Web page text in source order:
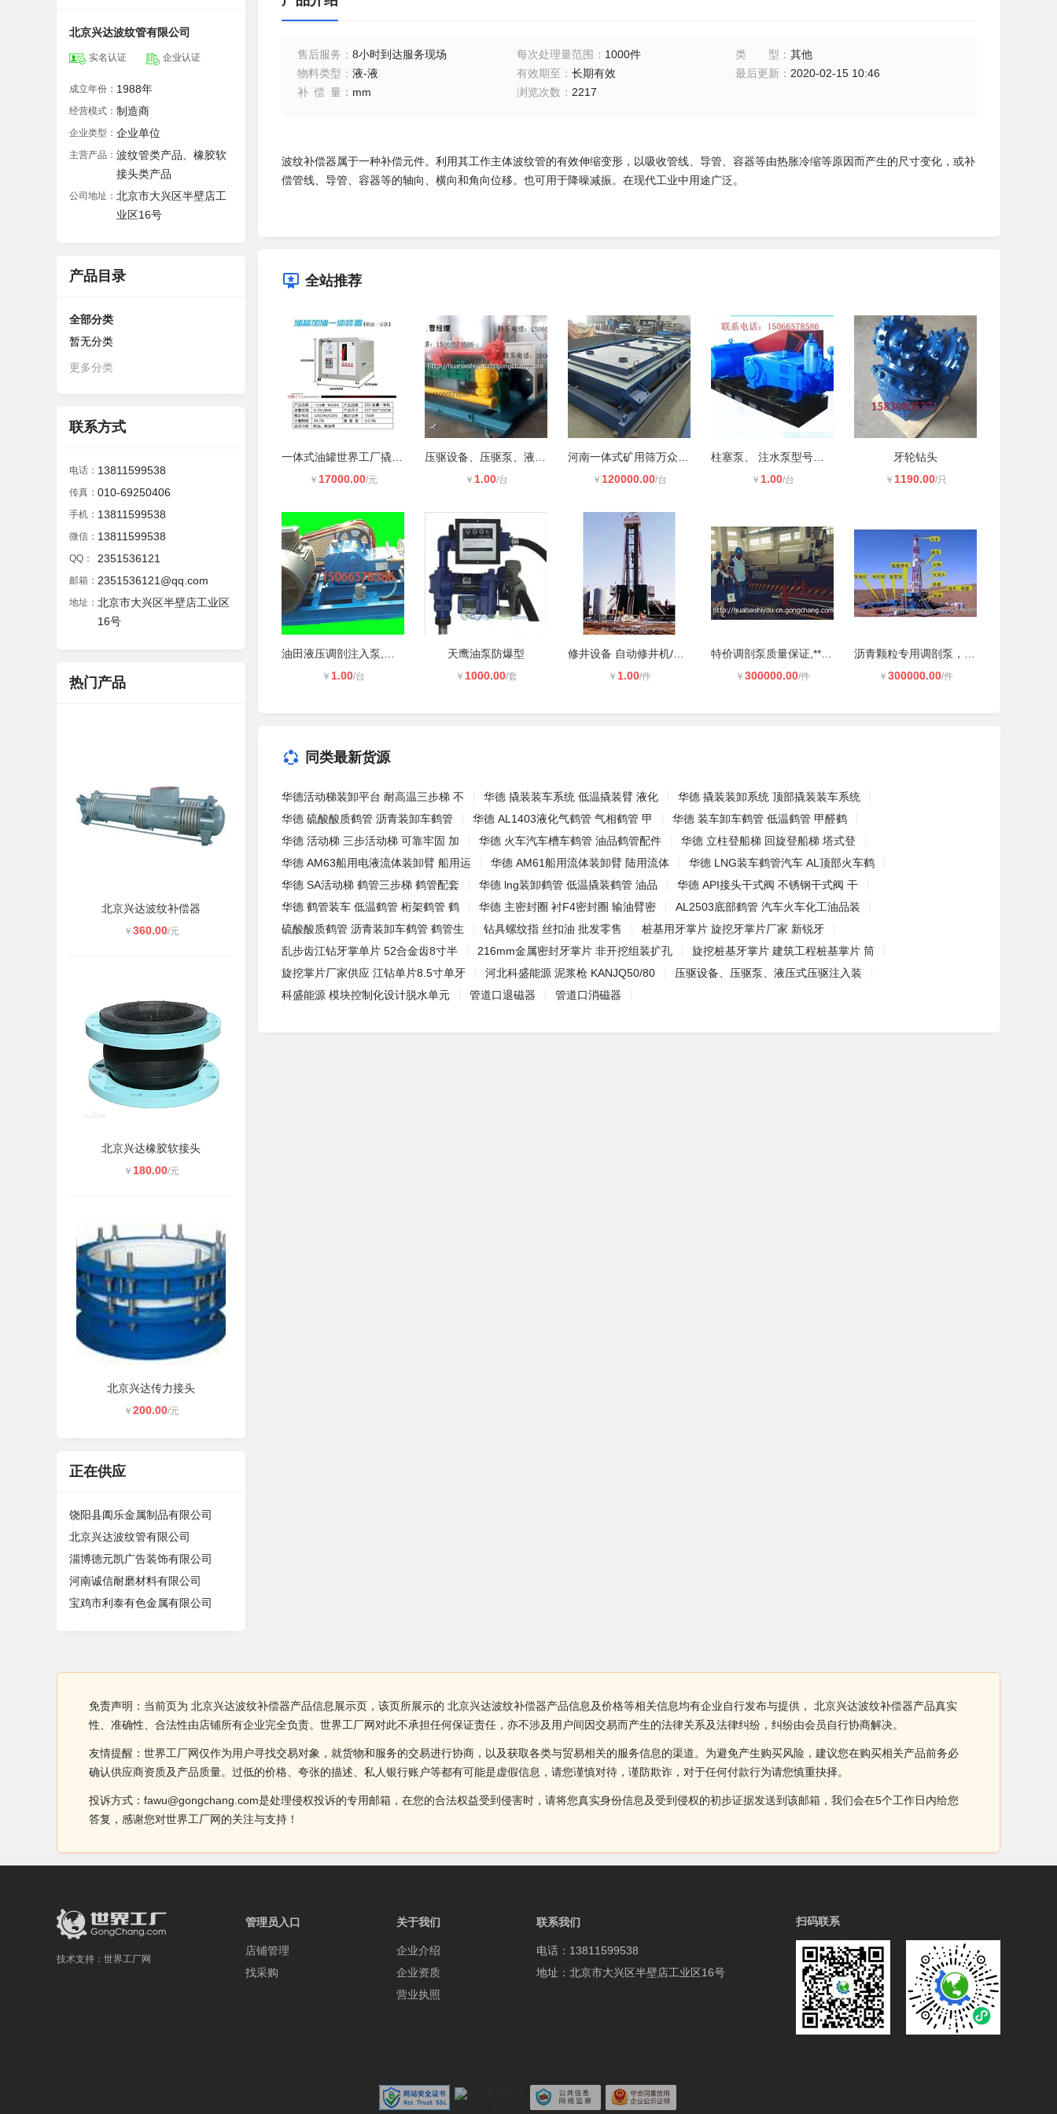
北京兴达波纹管有限公司
实名认证 企业认证
成立年份： 1988年
经营模式： 制造商
企业类型： 企业单位
主营产品： 波纹管类产品、橡胶软
接头类产品
公司地址： 北京市大兴区半壁店工
业区16号
产品目录
全部分类
暂无分类
更多分类
联系方式
电话： 13811599538
传真： 010-69250406
手机： 13811599538
微信： 13811599538
QQ： 2351536121
邮箱： 2351536121@qq.com
地址： 北京市大兴区半壁店工业区
16号
热门产品
北京兴达波纹补偿器
￥ 360.00/元
北京兴达橡胶软接头
￥ 180.00/元
北京兴达传力接头
￥ 200.00/元
正在供应
饶阳县阖乐金属制品有限公司
北京兴达波纹管有限公司
淄博德元凯广告装饰有限公司
河南诚信耐磨材料有限公司
宝鸡市利泰有色金属有限公司
售后服务 ： 8小时到达服务现场 每次处理量范围 ： 1000件 类型 ：其他
物料类型 ： 液-液 有效期至 ： 长期有效 最后更新 ： 2020-02-15 10:46
补偿量 ： mm 浏览次数 ： 2217
波纹补偿器属于一种补偿元件。利用其工作主体波纹管的有效伸缩变形，以吸收管线、导管、容器等由热胀冷缩等原因而产生的尺寸变化，或补
偿管线、导管、容器等的轴向、横向和角向位移。也可用于降噪减振。在现代工业中用途广泛。
全站推荐
￥ 17000.00/元 ￥ 1.00/台 ￥ 120000.00/台 ￥ 1.00/台
牙轮钻头
￥ 1190.00/只
￥ 1.00/台
天鹰油泵防爆型
￥ 1000.00/套 ￥ 1.00/件 ￥ 300000.00/件 ￥ 300000.00/件
同类最新货源
华德活动梯装卸平台 耐高温三步梯 不 华德 撬装装车系统 低温撬装臂 液化
华德 撬装装卸系统 顶部撬装装车系统
华德 硫酸酸质鹤管 沥青装卸车鹤管
华德 AL1403液化气鹤管 气相鹤管 甲
华德 装车卸车鹤管 低温鹤管 甲醛鹤
华德 活动梯 三步活动梯 可靠牢固 加
华德 火车汽车槽车鹤管 油品鹤管配件
华德 立柱登船梯 回旋登船梯 塔式登
华德 AM63船用电液流体装卸臂 船用运
华德 AM61船用流体装卸臂 陆用流体
华德 LNG装车鹤管汽车 AL顶部火车鹤
华德 SA活动梯 鹤管三步梯 鹤管配套
华德 lng装卸鹤管 低温撬装鹤管 油品
华德 API接头干式阀 不锈钢干式阀 干
华德 鹤管装车 低温鹤管 桁架鹤管 鹤
华德 主密封圈 衬F4密封圈 输油臂密
AL2503底部鹤管 汽车火车化工油品装
硫酸酸质鹤管 沥青装卸车鹤管 鹤管生
钻具螺纹指 丝扣油 批发零售
桩基用牙掌片 旋挖牙掌片厂家 新锐牙
乱步齿江钻牙掌单片 52合金齿8寸半
216mm金属密封牙掌片 非开挖组装扩孔
旋挖桩基牙掌片 建筑工程桩基掌片 筒
旋挖掌片厂家供应 江钻单片8.5寸单牙
河北科盛能源 泥浆枪 KANJQ50/80
压驱设备、压驱泵、液压式压驱注入装
科盛能源 模块控制化设计脱水单元
管道口退磁器 管道口消磁器
免责声明：当前页为 北京兴达波纹补偿器产品信息展示页，该页所展示的 北京兴达波纹补偿器产品信息及价格等相关信息均有企业自行发布与提供， 北京兴达波纹补偿器产品真实
性、准确性、合法性由店铺所有企业完全负责。世界工厂网对此不承担任何保证责任，亦不涉及用户间因交易而产生的法律关系及法律纠纷，纠纷由会员自行协商解决。
友情提醒：世界工厂网仅作为用户寻找交易对象，就货物和服务的交易进行协商，以及获取各类与贸易相关的服务信息的渠道。为避免产生购买风险，建议您在购买相关产品前务必
确认供应商资质及产品质量。过低的价格、夸张的描述、私人银行账户等都有可能是虚假信息，请您谨慎对待，谨防欺诈，对于任何付款行为请您慎重抉择。
投诉方式：fawu@gongchang.com是处理侵权投诉的专用邮箱，在您的合法权益受到侵害时，请将您真实身份信息及受到侵权的初步证据发送到该邮箱，我们会在5个工作日内给您
答复，感谢您对世界工厂网的关注与支持！
技术支持： 世界工厂网
管理员入口
店铺管理
找采购
关于我们
企业介绍
企业资质
营业执照
联系我们
电话：13811599538
地址：北京市大兴区半壁店工业区16号
扫码联系